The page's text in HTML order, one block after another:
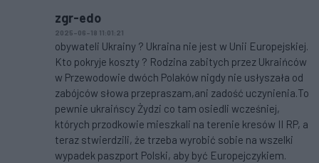
zgr-edo
2025-06-18 11:01:21
obywateli Ukrainy ? Ukraina nie jest w Unii Europejskiej.
Kto pokryje koszty ? Rodzina zabitych przez Ukraińców
w Przewodowie dwóch Polaków nigdy nie usłyszała od
zabójców słowa przepraszam,ani zadość uczynienia.To
pewnie ukraińscy Żydzi co tam osiedli wcześniej,
których przodkowie mieszkali na terenie kresów II RP, a
teraz stwierdzili, że trzeba wyrobić sobie na wszelki
wypadek paszport Polski, aby być Europejczykiem.